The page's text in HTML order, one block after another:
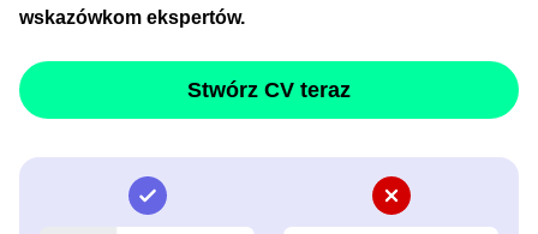
wskazówkom ekspertów.
Stwórz CV teraz